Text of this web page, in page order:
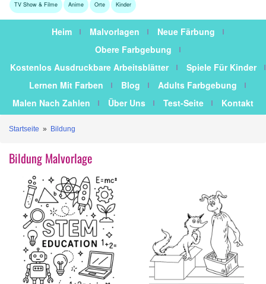
TV Show & Filme Anime Orte Kinder
Heim Malvorlagen
Neue Färbung
Obere Farbgebung
Kostenlos Ausdruckbare Arbeitsblätter
Spiele Für Kinder
Lernen Mit Farben
Blog
Adults Farbgebung
Malen Nach Zahlen
Über Uns Test-Seite Kontakt
Startseite » Bildung
Bildung Malvorlage